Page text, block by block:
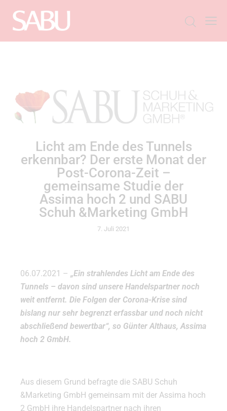
Licht am Ende des Tunnels
erkennbar? Der erste Monat der
Post-Corona-Zeit –
gemeinsame Studie der
Assima hoch 2 und SABU
Schuh &Marketing GmbH
7. Juli 2021
06.07.2021 – „Ein strahlendes Licht am Ende des
Tunnels – davon sind unsere Handelspartner noch
weit entfernt. Die Folgen der Corona-Krise sind
bislang nur sehr begrenzt erfassbar und noch nicht
abschließend bewertbar“, so Günter Althaus, Assima
hoch 2 GmbH.
Aus diesem Grund befragte die SABU Schuh
&Marketing GmbH gemeinsam mit der Assima hoch
2 GmbH ihre Handelspartner nach ihren